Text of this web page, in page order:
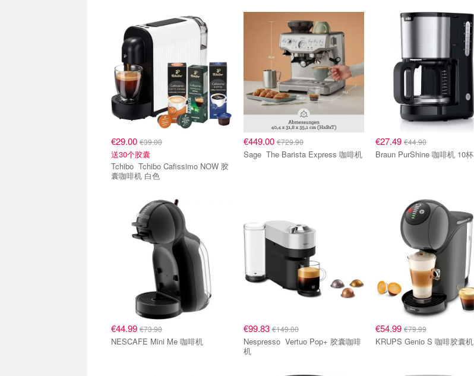
€29.00 €39.00
送30个胶囊
Tchibo Tchibo Cafissimo NOW 胶
囊咖啡机 白色
€449.00€729.90
Sage The Barista Express 咖啡机
€27.49 €44.90
Braun PurShine 咖啡机 10杯
€44.99 €73.90
NESCAFE Mini Me 咖啡机
€99.83€149.00
Nespresso Vertuo Pop+ 胶囊咖啡
机
€54.99 €79.99
KRUPS Genio S 咖啡胶囊机